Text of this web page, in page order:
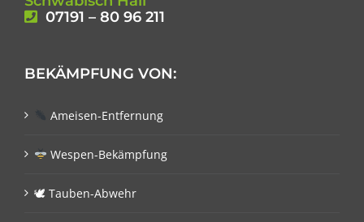
07191 – 80 96 211
BEKÄMPFUNG VON:
Ameisen-Entfernung
Wespen-Bekämpfung
🕊 Tauben-Abwehr